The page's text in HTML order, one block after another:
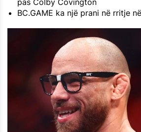
pas Colby Covington
BC.GAME ka një prani në rritje